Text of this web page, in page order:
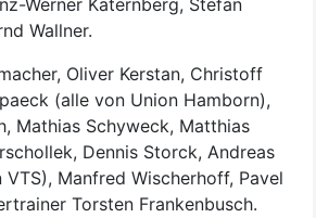
Wallner.
Oliver Kerstan, Christoff
(alle von Union Hamborn),
Mathias Schyweck, Matthias
Dennis Storck, Andreas
Manfred Wischerhoff, Pavel
Torsten Frankenbusch.